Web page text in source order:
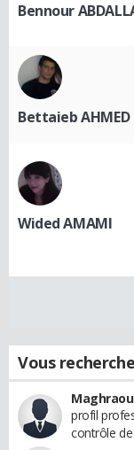
Bennour
Bettaieb AHMED
Wided AMAMI
Vous
profil
contrôle